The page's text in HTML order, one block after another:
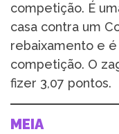
competição. É
casa contra um
rebaixamento e
competição. O
fizer 3,07 pontos.
MEIA